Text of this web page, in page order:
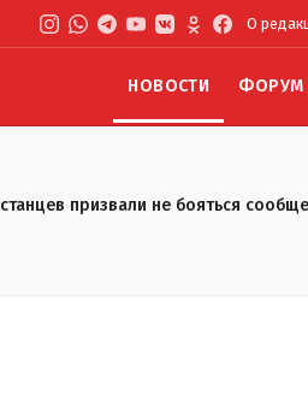
О
НОВОСТИ ФОРУМ
призвали не бояться